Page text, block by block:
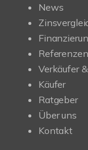
News
Referenzen
Verkäufer
Käufer
Ratgeber
Über uns
Kontakt